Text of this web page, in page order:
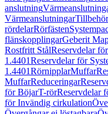
anslutning
VärmeanslutningarTillbehör
rördelarRörfästen
flänskopplingarGeberit
Rostfritt StålReservdelar
1.4401Reservdelar för
1.4401RörnipplarMuffar
MuffarReduceringar
för BöjarT-rörReservdelar
för Invändig cirkulation